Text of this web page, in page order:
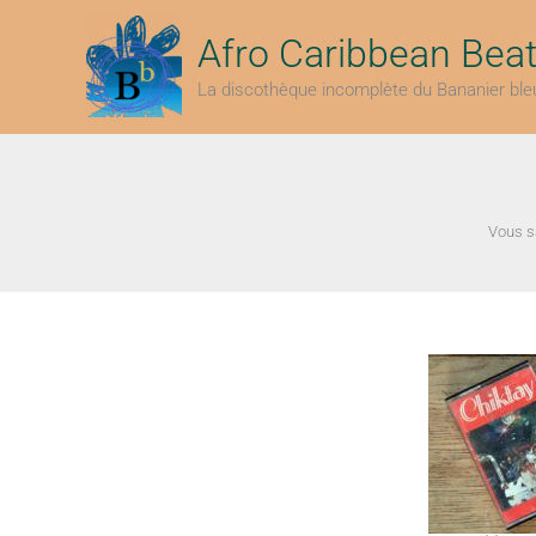
Afro Caribbean
La discothèque incomplète du Bananier
Vous